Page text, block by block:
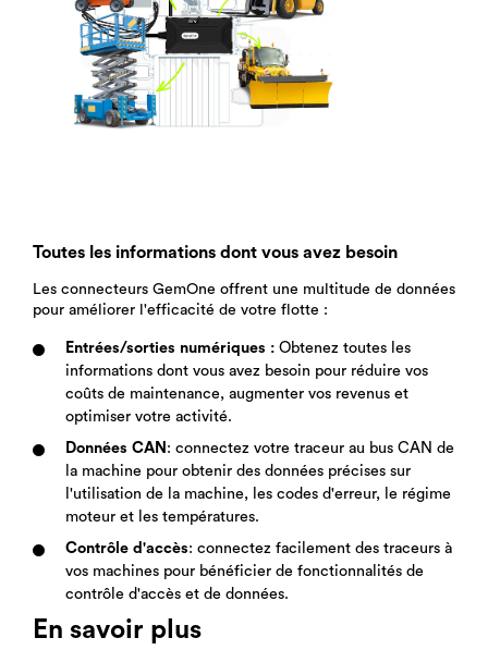
Toutes les informations dont vous avez besoin
Les connecteurs GemOne offrent une multitude de données
pour améliorer l'efficacité de votre flotte :
Entrées/sorties numériques : Obtenez toutes les
informations dont vous avez besoin pour réduire vos
coûts de maintenance, augmenter vos revenus et
optimiser votre activité.
Données CAN : connectez votre traceur au bus CAN de
la machine pour obtenir des données précises sur
l'utilisation de la machine, les codes d'erreur, le régime
moteur et les températures.
Contrôle d'accès: connectez facilement des traceurs à
vos machines pour bénéficier de fonctionnalités de
contrôle d'accès et de données.
En savoir plus